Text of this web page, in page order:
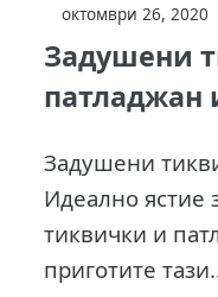
октомври 26, 2020
Задушени
патладжан
Задушени
Идеално ястие
тиквички и
приготите